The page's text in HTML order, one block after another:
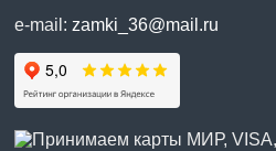
e-mail: zamki_36@mail.ru